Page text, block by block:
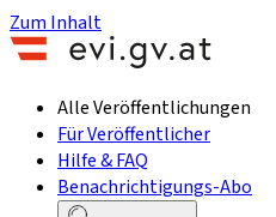
Zum Inhalt
Alle Veröffentlichungen
Für Veröffentlicher
Hilfe & FAQ
Benachrichtigungs-Abo